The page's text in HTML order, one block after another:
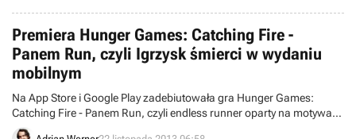
Premiera Hunger Games: Catching Fire -
Panem Run, czyli Igrzysk śmierci w wydaniu
mobilnym
Na App Store i Google Play zadebiutowała gra Hunger Games:
Catching Fire - Panem Run, czyli endless runner oparty na motywach
filmu Igrzyska śmierci: w pierścieniu ognia.